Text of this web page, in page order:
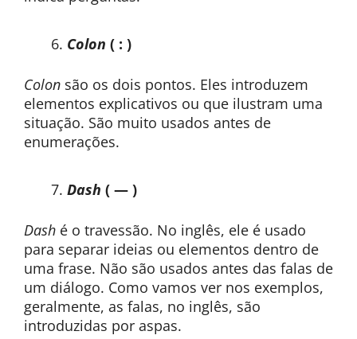
Colon ( : )
Colon são os dois pontos. Eles introduzem
elementos explicativos ou que ilustram uma
situação. São muito usados antes de
enumerações.
Dash ( — )
Dash é o travessão. No inglês, ele é usado
para separar ideias ou elementos dentro de
uma frase. Não são usados antes das falas de
um diálogo. Como vamos ver nos exemplos,
geralmente, as falas, no inglês, são
introduzidas por aspas.